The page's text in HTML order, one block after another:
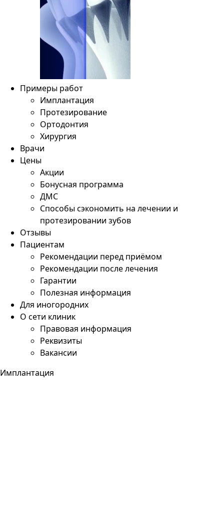
Примеры работ
Имплантация
Протезирование
Ортодонтия
Хирургия
Врачи
Цены
Акции
Бонусная программа
ДМС
Способы сэкономить на лечении и
протезировании зубов
Отзывы
Пациентам
Рекомендации перед приёмом
Рекомендации после лечения
Гарантии
Полезная информация
Для иногородних
О сети клиник
Правовая информация
Реквизиты
Вакансии
Имплантация